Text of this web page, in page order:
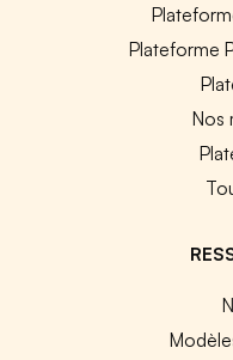
Plateforme
Nos